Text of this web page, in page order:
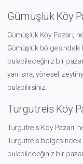
Gümüşlük Köy
Gümüşlük Köy Pazarı,
Gümüşlük bölgesindeki
bulabileceğiniz bir
yanı sıra, yöresel
bulabilirsiniz.
Turgutreis Köy
Turgutreis Köy Pazarı,
Turgutreis
bulabileceğiniz bir